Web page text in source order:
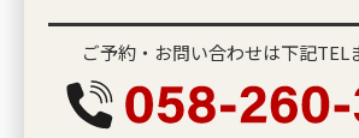
ご予約・お問い合わせは下記TEL